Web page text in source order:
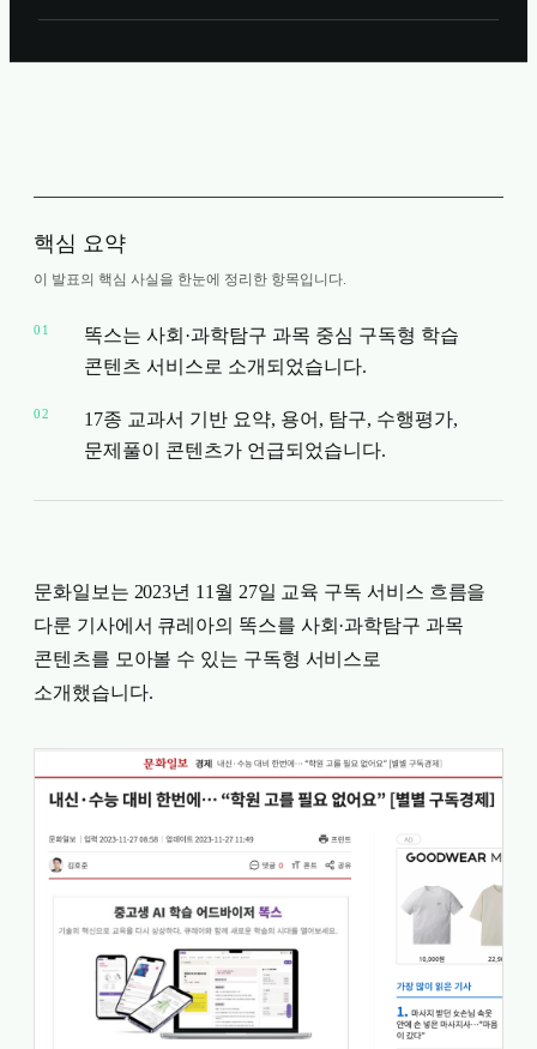
핵심 요약
이 발표의 핵심 사실을 한눈에 정리한 항목입니다.
01
똑스는 사회·과학탐구 과목 중심 구독형 학습
콘텐츠 서비스로 소개되었습니다.
02
17종 교과서 기반 요약, 용어, 탐구, 수행평가,
문제풀이 콘텐츠가 언급되었습니다.
문화일보는 2023년 11월 27일 교육 구독 서비스 흐름을
다룬 기사에서 큐레아의 똑스를 사회·과학탐구 과목
콘텐츠를 모아볼 수 있는 구독형 서비스로
소개했습니다.